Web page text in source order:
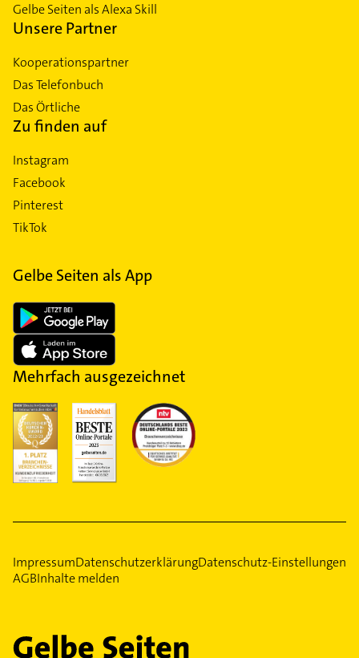
Gelbe Seiten als Alexa Skill
Unsere Partner
Kooperationspartner
Das Telefonbuch
Das Örtliche
Zu finden auf
Instagram
Facebook
Pinterest
TikTok
Gelbe Seiten als App
Mehrfach ausgezeichnet
ImpressumDatenschutzerklärungDatenschutz-Einstellungen
AGBInhalte melden